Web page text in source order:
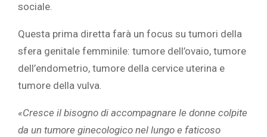
sociale.
Questa prima diretta farà un focus su tumori della
sfera genitale femminile: tumore dell’ovaio, tumore
dell’endometrio, tumore della cervice uterina e
tumore della vulva.
«Cresce il bisogno di accompagnare le donne colpite
da un tumore ginecologico nel lungo e faticoso